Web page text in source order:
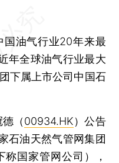
油气行业20年来最
年全球油气行业最大
下属上市公司中国石
（00934.HK）公告
石油天然气管网集团
称国家管网公司），